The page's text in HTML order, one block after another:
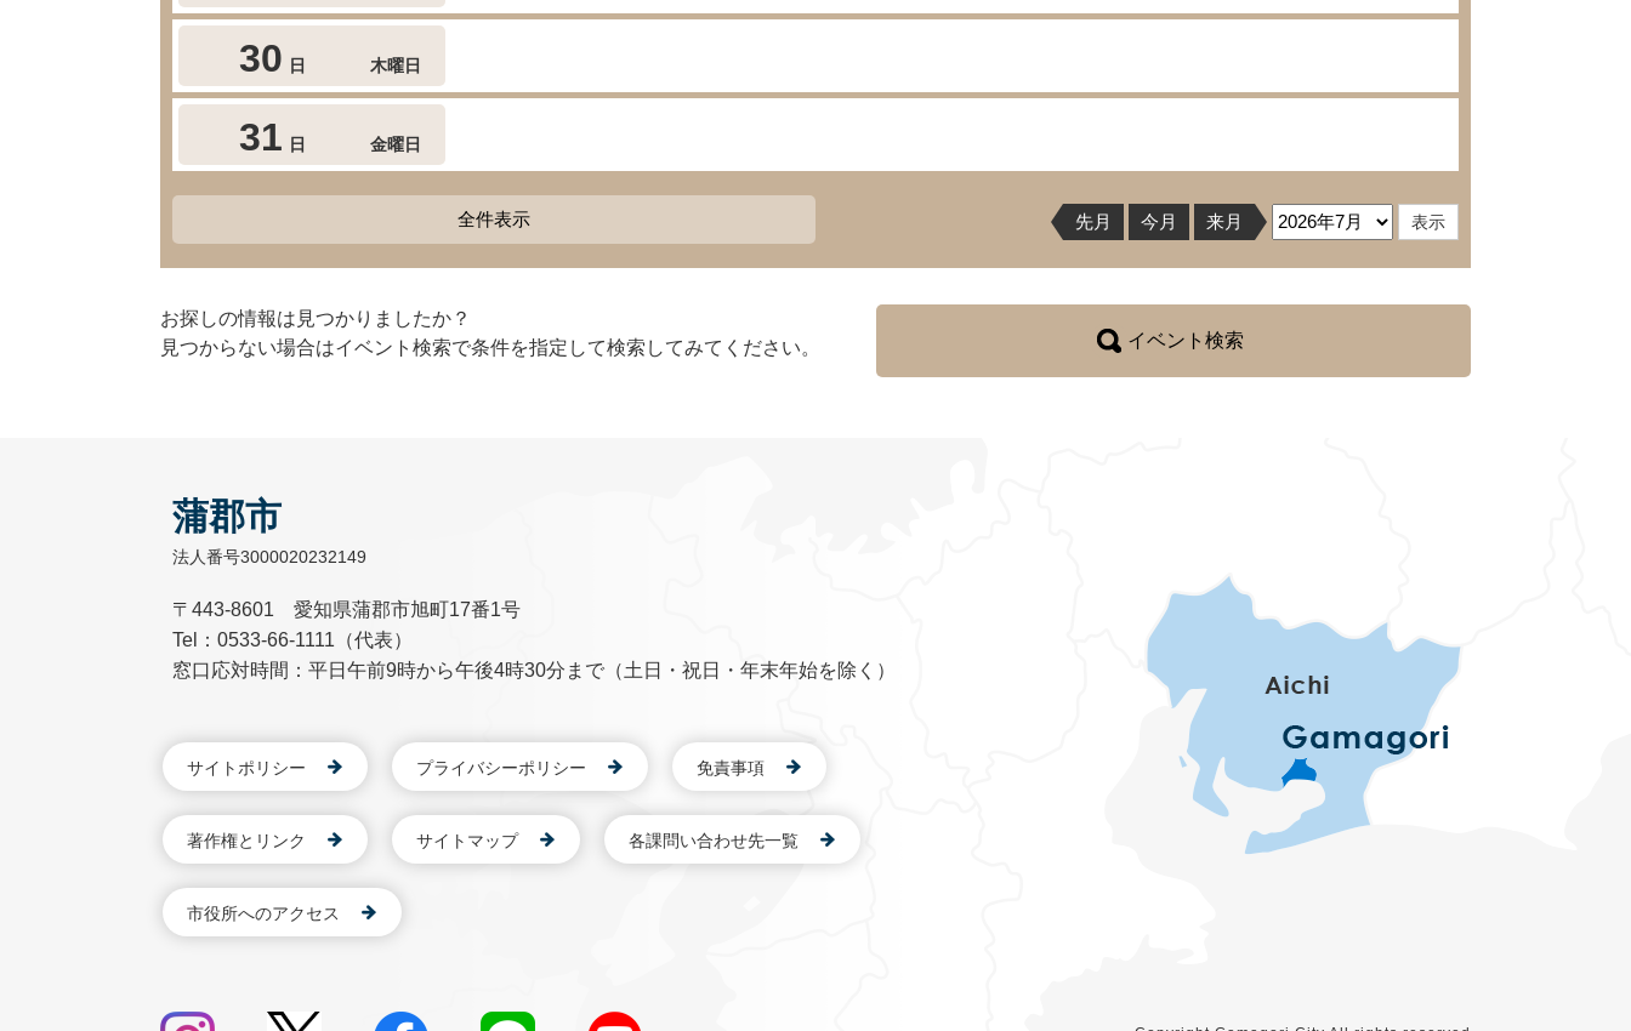
30 日 木曜日
31 日 金曜日
全件表示 先月 今月 来月
お探しの情報は見つかりましたか？
見つからない場合はイベント検索で条件を指定して検索してみてください。
イベント検索
蒲郡市
法人番号3000020232149
〒443-8601 愛知県蒲郡市旭町17番1号
Tel：0533-66-1111（代表）
窓口応対時間：平日午前9時から午後4時30分まで（土日・祝日・年末年始を除く）
サイトポリシー プライバシーポリシー 免責事項
著作権とリンク サイトマップ 各課問い合わせ先一覧
市役所へのアクセス